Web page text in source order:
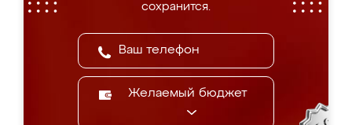
сохранится.
Желаемый бюджет